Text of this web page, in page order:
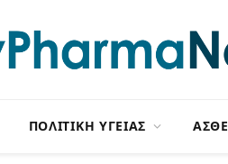
ΠΟΛΙΤΙΚΗ ΥΓΕΙΑΣ